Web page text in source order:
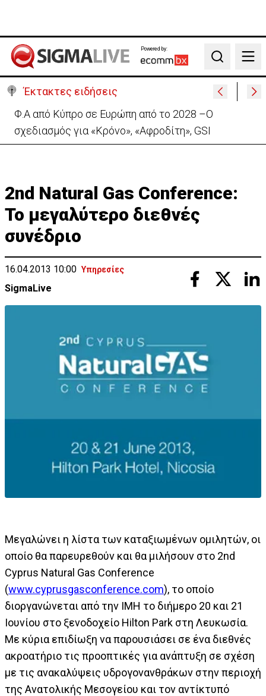
Powered by:
Search
Έκτακτες ειδήσεις
Πέθανε στα 74 του χρόνια ο ηθοποιός Νίκος
Καλογερόπουλος
2nd Natural Gas Conference:
Το μεγαλύτερο διεθνές
συνέδριο
16.04.2013 10:00 Υπηρεσίες
SigmaLive
Μεγαλώνει η λίστα των καταξιωμένων ομιλητών, οι
οποίο θα παρευρεθούν και θα μιλήσουν στο 2nd
Cyprus Natural Gas Conference
(www.cyprusgasconference.com), το οποίο
διοργανώνεται από την ΙΜΗ το διήμερο 20 και 21
Ιουνίου στο ξενοδοχείο Hilton Park στη Λευκωσία.
Με κύρια επιδίωξη να παρουσιάσει σε ένα διεθνές
ακροατήριο τις προοπτικές για ανάπτυξη σε σχέση
με τις ανακαλύψεις υδρογονανθράκων στην περιοχή
της Ανατολικής Μεσογείου και τον αντίκτυπό